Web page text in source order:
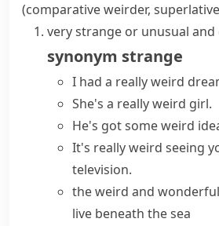
(comparativeweirder, superlative
very strange or unusual
synonym strange
I had a really weird
She's a really weird girl.
He's got some weird
It's really weird seeing
television.
theweird and wonderful
live beneath the sea